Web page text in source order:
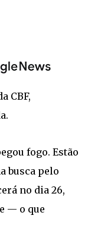
CBF,
fogo. Estão
busca pelo
no dia 26,
— o que